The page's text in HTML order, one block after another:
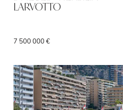
LARVOTTO
7 500 000 €